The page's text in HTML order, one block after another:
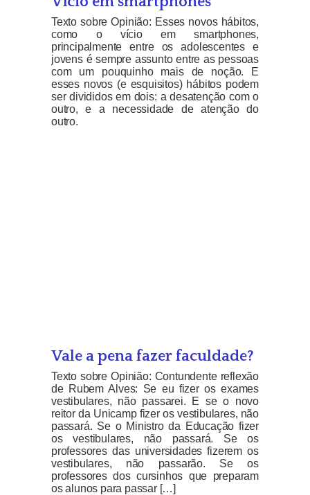
Texto sobre Opinião: Esses novos hábitos,
como o vício em smartphones,
principalmente entre os adolescentes e
jovens é sempre assunto entre as pessoas
com um pouquinho mais de noção. E
esses novos (e esquisitos) hábitos podem
ser divididos em dois: a desatenção com o
outro, e a necessidade de atenção do
outro.
Vale a pena fazer faculdade?
Texto sobre Opinião: Contundente reflexão
de Rubem Alves: Se eu fizer os exames
vestibulares, não passarei. E se o novo
reitor da Unicamp fizer os vestibulares, não
passará. Se o Ministro da Educação fizer
os vestibulares, não passará. Se os
professores das universidades fizerem os
vestibulares, não passarão. Se os
professores dos cursinhos que preparam
os alunos para passar […]